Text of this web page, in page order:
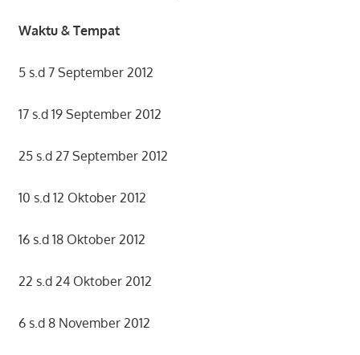
Waktu & Tempat
5 s.d 7 September 2012
17 s.d 19 September 2012
25 s.d 27 September 2012
10 s.d 12 Oktober 2012
16 s.d 18 Oktober 2012
22 s.d 24 Oktober 2012
6 s.d 8 November 2012